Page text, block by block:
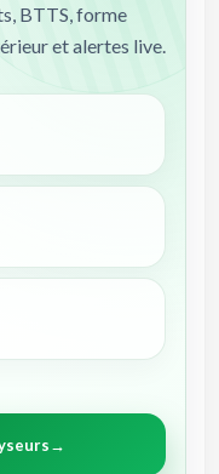
BTTS, forme
et alertes live.
→